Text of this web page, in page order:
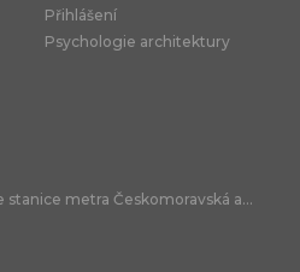
Přihlášení
Psychologie architektury
stanice metra Českomoravská a...